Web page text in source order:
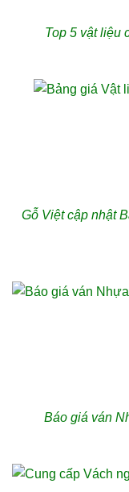
Top 5 vật liệu
Gỗ Việt cập nhật
Báo giá ván